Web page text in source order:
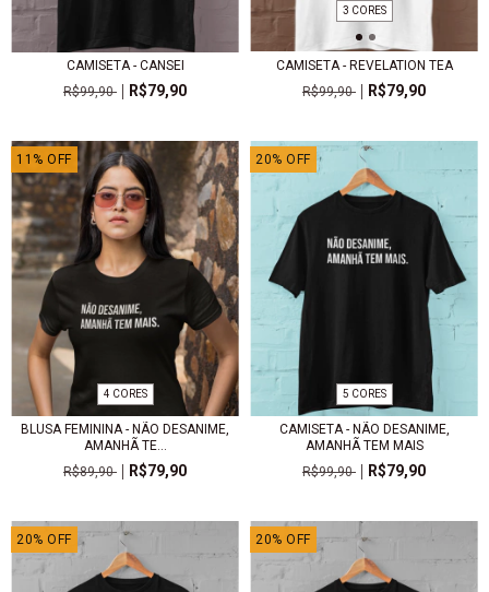
CAMISETA - CANSEI
R$99,90
R$79,90
3 CORES
CAMISETA - REVELATION TEA
R$99,90
R$79,90
11 % OFF
4 CORES
BLUSA FEMININA - NÃO DESANIME,
AMANHÃ TE...
R$89,90
R$79,90
20% OFF
5 CORES
CAMISETA - NÃO DESANIME,
AMANHÃ TEM MAIS
R$99,90
R$79,90
20% OFF 20% OFF